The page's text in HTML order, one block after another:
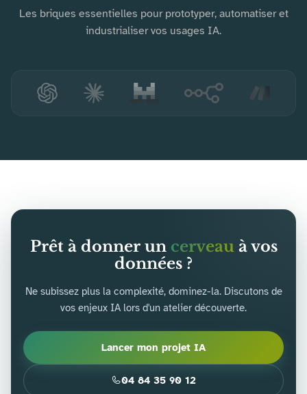
Les briques essentielles pour prototyper, automatiser et
industrialiser vos usages IA.
Prêt à donner un cerveauà vos
données ?
Ne subissez plus la complexité, dominez-la. Discutons de
vos enjeux IA lors d'un atelier découverte.
Lancer mon projet IA
04 84 35 90 12